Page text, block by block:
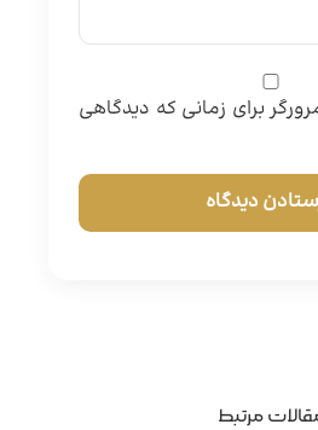
برای زمانی که دیدگاهی
مرتبط